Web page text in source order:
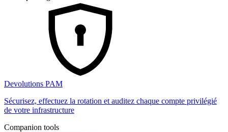
Devolutions PAM
Sécurisez, effectuez la rotation et auditez chaque compte privilégié
de votre infrastructure
Companion tools